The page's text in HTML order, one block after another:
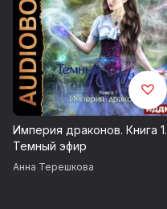
Империя драконов. Книга 1.
Темный эфир
Анна Терешкова